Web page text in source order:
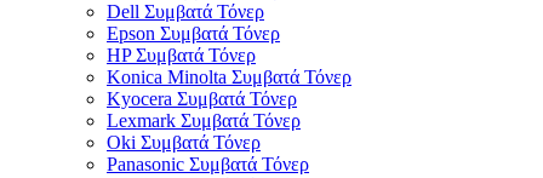
Dell Συμβατά Τόνερ
Epson Συμβατά Τόνερ
HP Συμβατά Τόνερ
Konica Minolta Συμβατά Τόνερ
Kyocera Συμβατά Τόνερ
Lexmark Συμβατά Τόνερ
Oki Συμβατά Τόνερ
Panasonic Συμβατά Τόνερ